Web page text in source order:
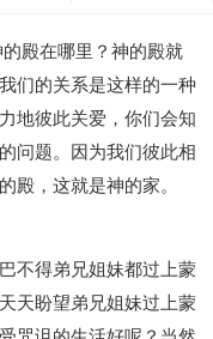
书
60 彼得前书
妄
殿在哪里？神的殿就
们的关系是这样的一种
地彼此关爱，你们会知
问题。因为我们彼此相
殿，这就是神的家。
不得弟兄姐妹都过上蒙
天盼望弟兄姐妹过上蒙